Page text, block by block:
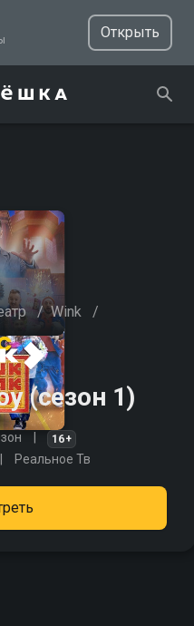
Открыть
/ Wink /
(сезон 1)
16+
Реальное Тв